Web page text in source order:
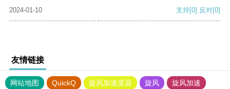
2024-01-10
支持[0] 反对[0]
友情链接
网站地图 QuickQ 旋风加速度器 旋风
旋风加速